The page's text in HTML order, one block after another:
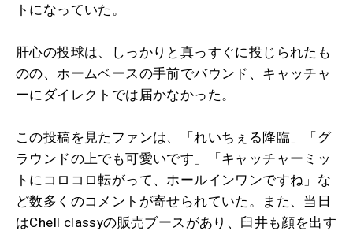
トになっていた。
肝心の投球は、しっかりと真っすぐに投じられたも
のの、ホームベースの手前でバウンド、キャッチャ
ーにダイレクトでは届かなかった。
この投稿を見たファンは、「れいちぇる降臨」「グ
ラウンドの上でも可愛いです」「キャッチャーミッ
トにコロコロ転がって、ホールインワンですね」な
ど数多くのコメントが寄せられていた。また、当日
はChell classyの販売ブースがあり、臼井も顔を出す